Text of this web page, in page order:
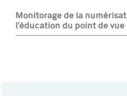
Monitorage de la
l’éducation du point de vue